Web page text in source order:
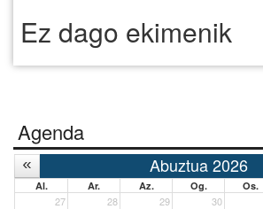
Ez dago ekimenik
Agenda
Abuztua 2026
Al. Ar. Az. Og. Os.
27 28 29 30